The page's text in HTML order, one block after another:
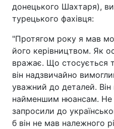
донецького Шахтаря),
турецького фахівця:
"Протягом року я мав
його керівництвом. Як
вражає. Що стосується
він надзвичайно
уважний до деталей. Він
найменшим нюансам. Не
запросили до
б він не мав належного